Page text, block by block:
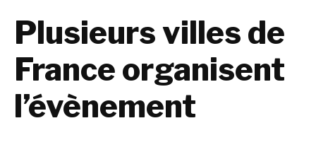
Plusieurs villes de
France organisent
l’évènement